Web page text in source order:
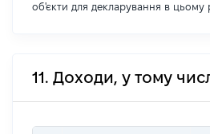
об'єкти для декларування в цьому
11. Доходи, у тому